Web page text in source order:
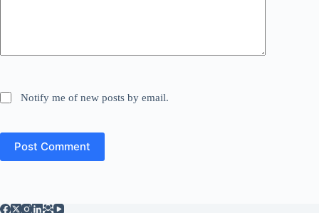
Notify me of new posts by email.
Post Comment